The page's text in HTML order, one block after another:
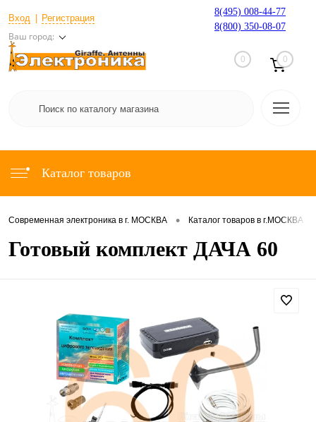
Вход Регистрация
Ваш город:
8(495) 008-44-77
8(800) 350-08-07
0 0
Каталог товаров
Современная электроника в г. МОСКВА • Каталог товаров в г.МОСКВА
Готовый комплект ДАЧА 60